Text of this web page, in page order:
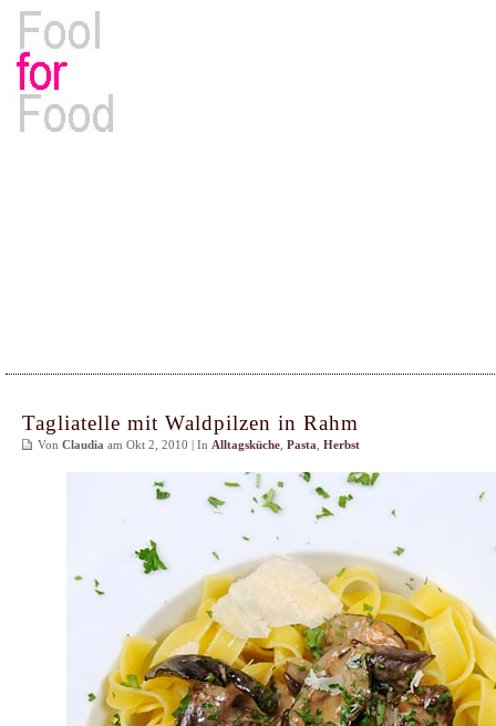
Tagliatelle mit Waldpilzen in Rahm
Von Claudia am Okt 2, 2010 | In Alltagsküche Pasta Herbst